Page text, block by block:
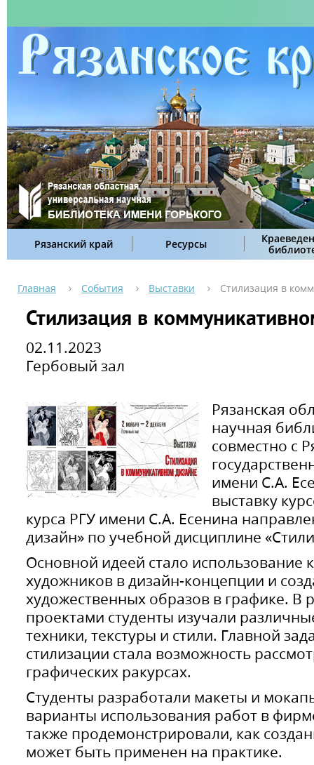
Рязанский край Ресурсы
Главная События Выставки Стилизация в
Стилизация в
02.11.2023
Гербовый зал
Рязанская
научная
совместно с
имени С.А.
выставку
курса РГУ имени С.А. Есенина
дизайн» по учебной дисциплине
Основной идеей стало использование
художников в дизайн-концепции и
художественных образов в графике. В
проектами студенты изучали
техники, текстуры и стили. Главной
стилизации стала возможность
графических ракурсах.
Студенты разработали макеты и
варианты использования работ в
также продемонстрировали, как
может быть применен на практике.